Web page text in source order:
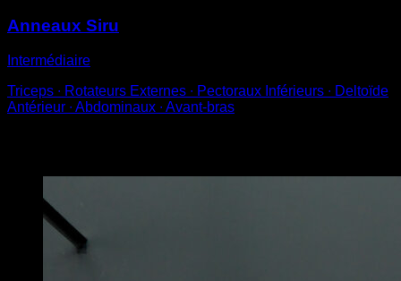
Anneaux Siru
Intermédiaire
Triceps ∙ Rotateurs Externes ∙ Pectoraux Inférieurs ∙ Deltoïde
Antérieur ∙ Abdominaux ∙ Avant-bras